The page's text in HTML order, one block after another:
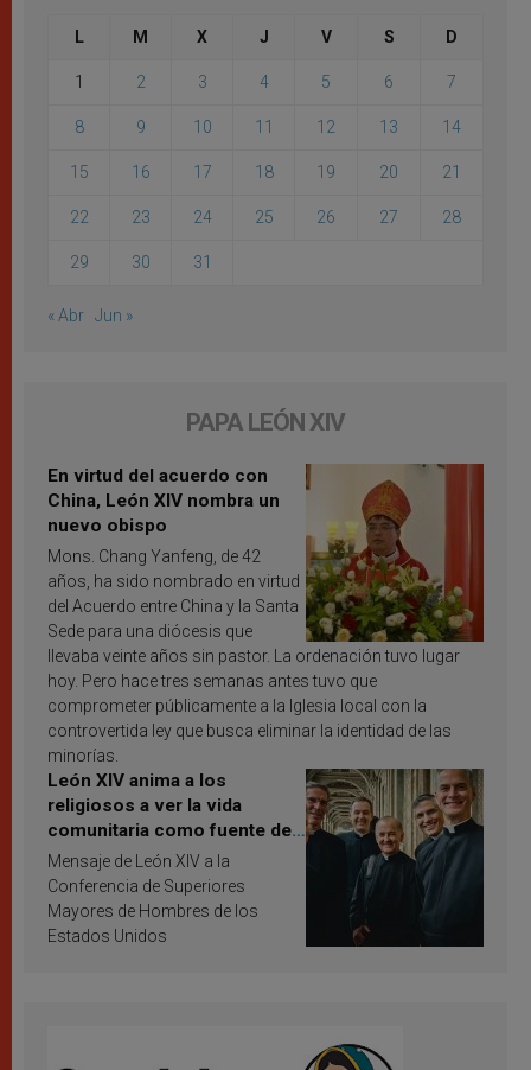
L M X J V S D
1 2 3 4 5 6 7
8 9 10 11 12 13 14
15 16 17 18 19 20 21
22 23 24 25 26 27 28
29 30 31
« Abr Jun »
PAPA LEÓN XIV
En virtud del acuerdo con
China, León XIV nombra un
nuevo obispo
Mons. Chang Yanfeng, de 42
años, ha sido nombrado en virtud
del Acuerdo entre China y la Santa
Sede para una diócesis que
llevaba veinte años sin pastor. La ordenación tuvo lugar
hoy. Pero hace tres semanas antes tuvo que
comprometer públicamente a la Iglesia local con la
controvertida ley que busca eliminar la identidad de las
minorías.
León XIV anima a los
religiosos a ver la vida
comunitaria como fuente de
inspiración y santificación
Mensaje de León XIV a la
Conferencia de Superiores
Mayores de Hombres de los
Estados Unidos